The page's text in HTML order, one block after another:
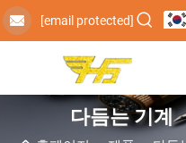
[email protected]
다듬는 기계